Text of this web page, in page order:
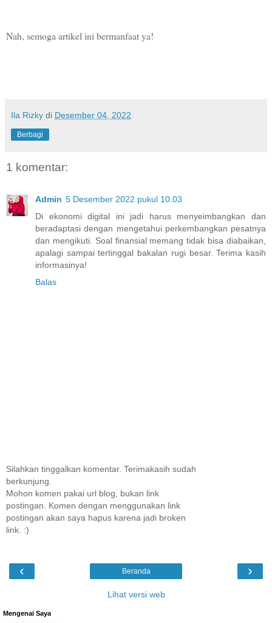
Nah, semoga artikel ini bermanfaat ya!
Ila Rizky di Desember 04, 2022
Berbagi
1 komentar:
Admin 5 Desember 2022 pukul 10.03
Di ekonomi digital ini jadi harus menyeimbangkan dan
beradaptasi dengan mengetahui perkembangkan pesatnya
dan mengikuti. Soal finansial memang tidak bisa diabaikan,
apalagi sampai tertinggal bakalan rugi besar. Terima kasih
informasinya!
Balas
Silahkan tinggalkan komentar. Terimakasih sudah
berkunjung.
Mohon komen pakai url blog, bukan link
postingan. Komen dengan menggunakan link
postingan akan saya hapus karena jadi broken
link. :)
‹ ›
Beranda
Lihat versi web
Mengenai Saya